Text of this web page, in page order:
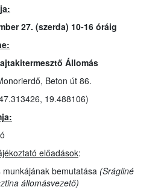
27. (szerda) 10-16 óráig
Állomás
Beton út 86.
19.488106)
előadások:
munkájának bemutatása (Srágliné
állomásvezető)